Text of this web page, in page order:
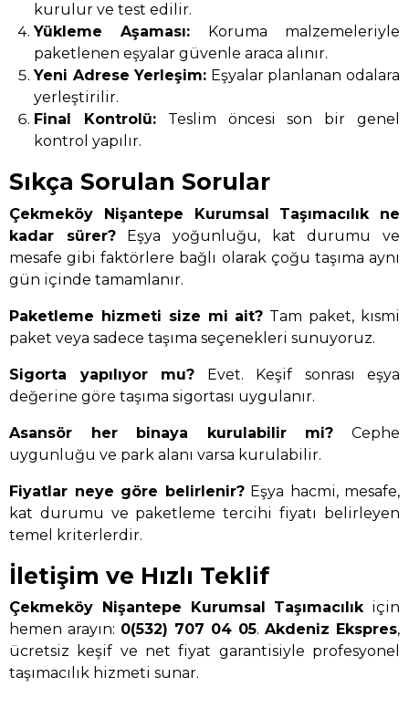
kurulur ve test edilir.
Yükleme Aşaması: Koruma malzemeleriyle
paketlenen eşyalar güvenle araca alınır.
Yeni Adrese Yerleşim: Eşyalar planlanan odalara
yerleştirilir.
Final Kontrolü: Teslim öncesi son bir genel
kontrol yapılır.
Sıkça Sorulan Sorular
Çekmeköy Nişantepe Kurumsal Taşımacılık ne
kadar sürer?Eşya yoğunluğu, kat durumu ve
mesafe gibi faktörlere bağlı olarak çoğu taşıma aynı
gün içinde tamamlanır.
Paketleme hizmeti size mi ait? Tam paket, kısmi
paket veya sadece taşıma seçenekleri sunuyoruz.
Sigorta yapılıyor mu? Evet. Keşif sonrası eşya
değerine göre taşıma sigortası uygulanır.
Asansör her binaya kurulabilir mi? Cephe
uygunluğu ve park alanı varsa kurulabilir.
Fiyatlar neye göre belirlenir?Eşya hacmi, mesafe,
kat durumu ve paketleme tercihi fiyatı belirleyen
temel kriterlerdir.
İletişim ve Hızlı Teklif
Çekmeköy Nişantepe Kurumsal Taşımacılıkiçin
hemen arayın: 0(532) 707 04 05. Akdeniz Ekspres,
ücretsiz keşif ve net fiyat garantisiyle profesyonel
taşımacılık hizmeti sunar.